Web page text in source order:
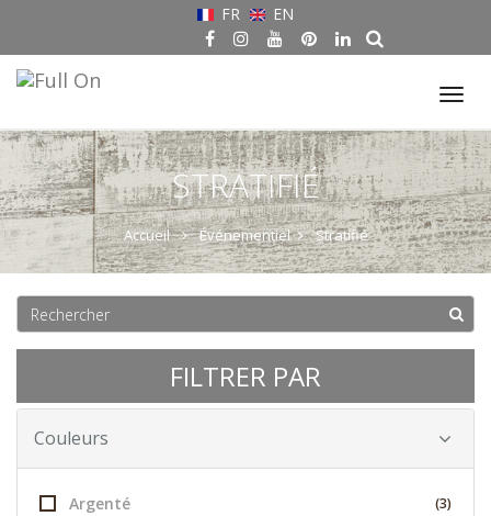
FR EN
STRATIFIÉ
Accueil Événementiel Stratifié
FILTRER PAR
Couleurs
Argenté (3)